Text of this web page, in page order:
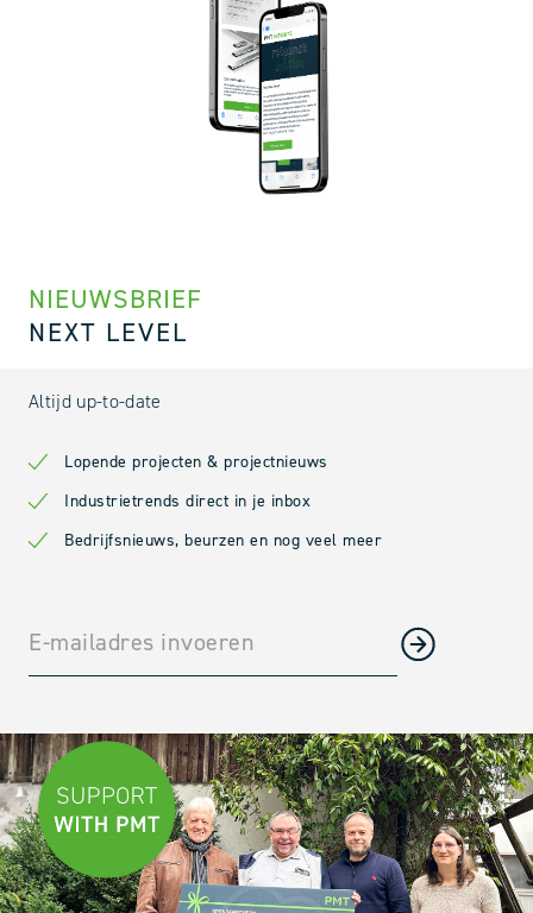
NIEUWSBRIEF
NEXT LEVEL
Altijd up-to-date
Lopende projecten & projectnieuws
Industrietrends direct in je inbox
Bedrijfsnieuws, beurzen en nog veel meer